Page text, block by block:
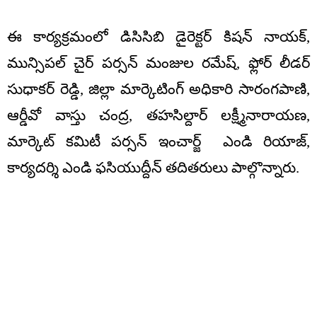
ఈ కార్యక్రమంలో డిసిసిబి డైరెక్టర్ కిషన్ నాయక్,
మున్సిపల్ చైర్ పర్సన్ మంజుల రమేష్, ఫ్లోర్ లీడర్
సుధాకర్ రెడ్డి, జిల్లా మార్కెటింగ్ అధికారి సారంగపాణి,
ఆర్డీవో వాస్తు చంద్ర, తహసిల్దార్ లక్ష్మీనారాయణ,
మార్కెట్ కమిటీ పర్సన్ ఇంచార్జ్ ఎండి రియాజ్,
కార్యదర్శి ఎండి ఫసియుద్దీన్ తదితరులు పాల్గొన్నారు.